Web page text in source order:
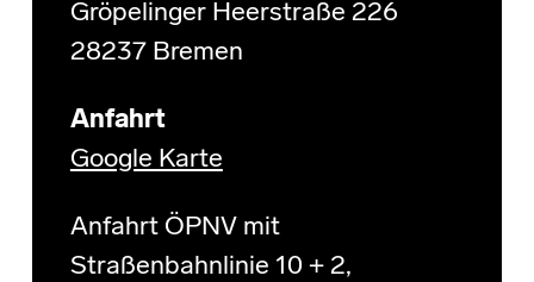
Gröpelinger Heerstraße 226
28237 Bremen
Anfahrt
Google Karte
Anfahrt ÖPNV mit
Straßenbahnlinie 10 + 2,